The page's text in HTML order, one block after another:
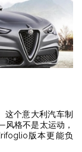
这个意大利汽车制
格不是太运动，
版本更能负